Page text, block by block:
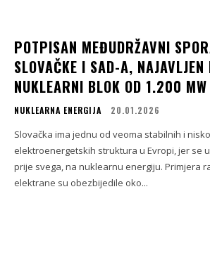
POTPISAN MEĐUDRŽAVNI
SLOVAČKE I SAD-A, NAJAVLJEN
NUKLEARNI BLOK OD 1.200 MW
NUKLEARNA ENERGIJA 20.01.2026
Slovačka ima jednu od veoma stabilnih i
elektroenergetskih struktura u Evropi, jer se
prije svega, na nuklearnu energiju. Primjera
elektrane su obezbijedile oko...